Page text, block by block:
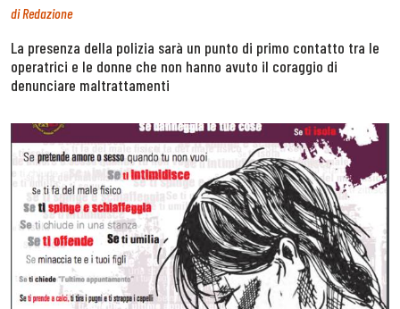
diRedazione
La presenza della polizia sarà un punto di primo contatto tra le
operatrici e le donne che non hanno avuto il coraggio di
denunciare maltrattamenti